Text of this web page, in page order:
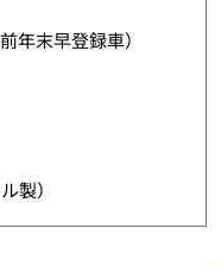
年末早登録車）
製）